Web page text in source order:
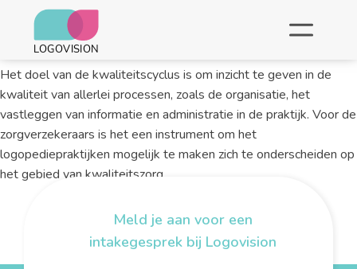
Met veel trots heeft Logovision en haar topteam recentelijk het
certificaat voor de kwaliteitscyclus behaald!
Het doel van de kwaliteitscyclus is om inzicht te geven in de
kwaliteit van allerlei processen, zoals de organisatie, het
vastleggen van informatie en administratie in de praktijk. Voor de
zorgverzekeraars is het een instrument om het
logopediepraktijken mogelijk te maken zich te onderscheiden op
het gebied van kwaliteitszorg.
Meld je aan voor een
intakegesprek bij Logovision